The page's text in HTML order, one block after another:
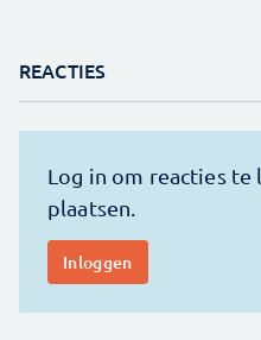
REACTIES